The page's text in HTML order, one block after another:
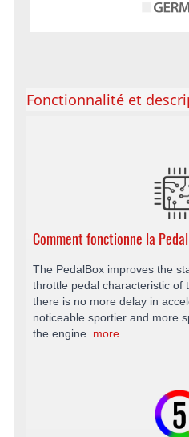
Fonctionnalité et
Comment fonctionne la
The PedalBox improves the
throttle pedal characteristic of
there is no more delay in
noticeable sportier and more
the engine. more...